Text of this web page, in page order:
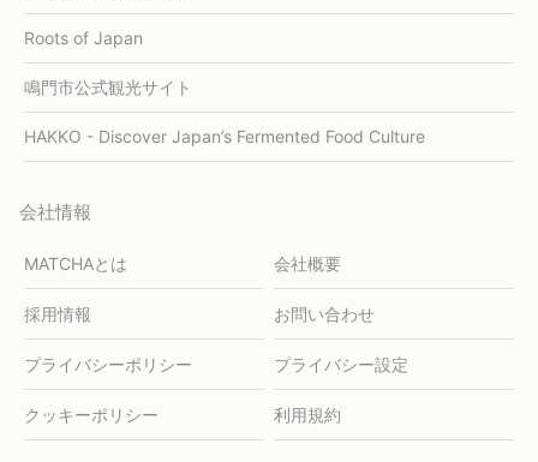
Roots of Japan
鳴門市公式観光サイト
HAKKO - Discover Japan’s Fermented Food Culture
会社情報
MATCHAとは 会社概要
採用情報 お問い合わせ
プライバシーポリシー プライバシー設定
クッキーポリシー 利用規約